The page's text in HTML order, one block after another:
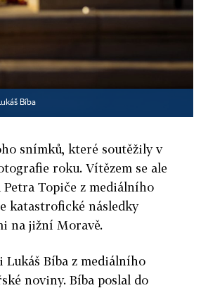
Bíba
snímků, které soutěžily v
roku. Vítězem se ale
Topiče z mediálního
katastrofické následky
na jižní Moravě.
Bíba z mediálního
noviny. Bíba poslal do